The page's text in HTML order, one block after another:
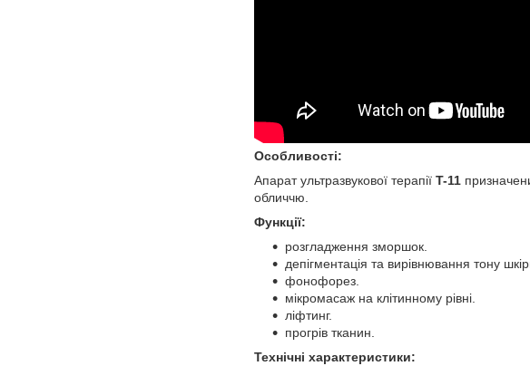
Особливості:
Апарат ультразвукової терапії T-11
обличчю.
Функції:
розгладження зморшок.
депігментація та вирівнювання тону
фонофорез.
мікромасаж на клітинному рівні.
ліфтинг.
прогрів тканин.
Технічні характеристики: